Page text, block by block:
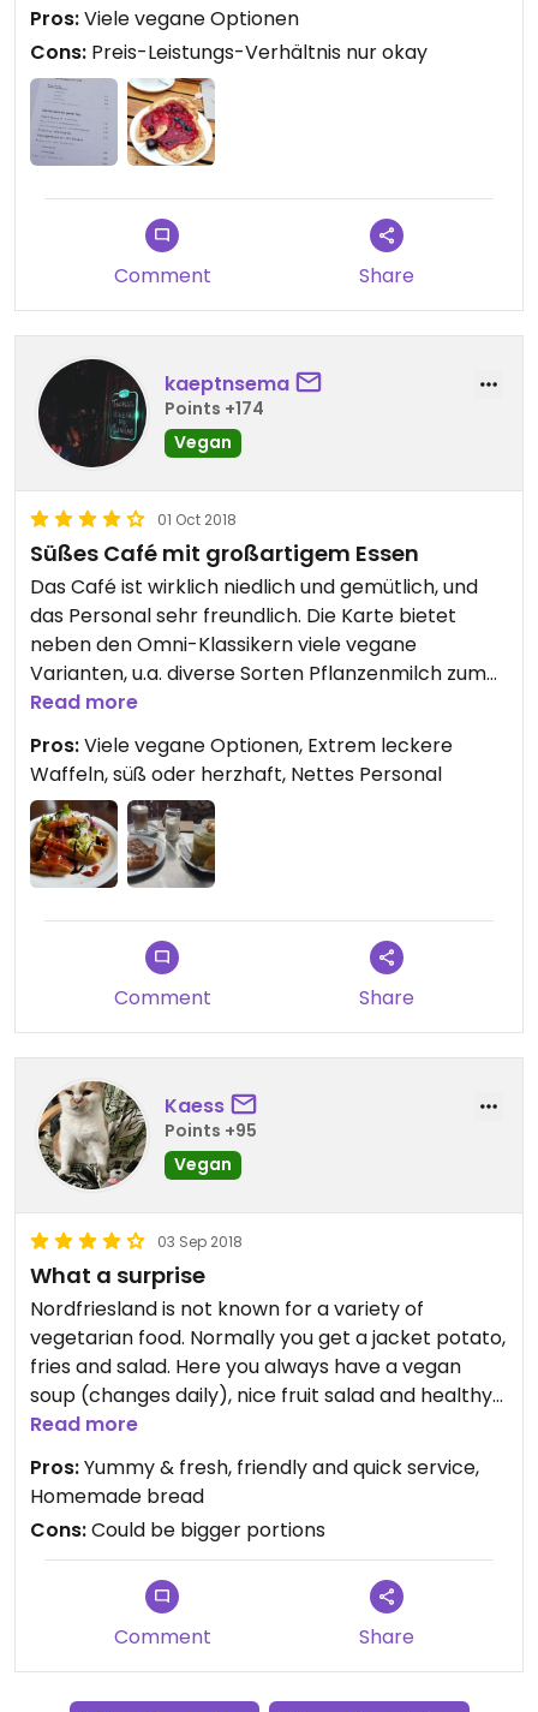
können.
Pros:Viele vegane Optionen
Cons: Preis-Leistungs-Verhältnis nur okay
Comment Share
kaeptnsema
Points +174
Vegan
01 Oct 2018
Süßes Café mit großartigem Essen
Das Café ist wirklich niedlich und gemütlich, und
das Personal sehr freundlich. Die Karte bietet
neben den Omni-Klassikern viele vegane
Varianten, u.a. diverse Sorten Pflanzenmilch zum
Kaffee, süße oder herzhafte Waffeln, rote Grütze
mit Vanillesauce sowie zwei wechselnde
Tagessuppen. Unser Highlight waren die
Kartoffelwaffeln mit Tomate- und Avocado-Dip
und Balsamico-Creme. Die Preise sind fair (an der
Insel gemessen).
Read more
Pros:Viele vegane Optionen, Extrem leckere
Waffeln, süß oder herzhaft, Nettes Personal
Comment Share
Kaess
Points +95
Vegan
03 Sep 2018
What a surprise
Nordfriesland is not known for a variety of
vegetarian food. Normally you get a jacket potato,
fries and salad. Here you always have a vegan
soup (changes daily), nice fruit salad and healthy
breakfast with loads of vegan options. Young and
friendly/chatty staff, too.
Read more
Pros:Yummy & fresh, friendly and quick service,
Homemade bread
Cons:Could be bigger portions
Comment Share